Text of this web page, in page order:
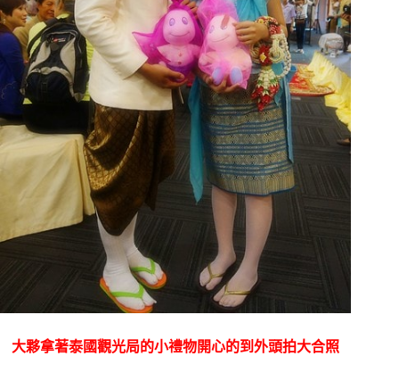
大夥拿著泰國觀光局的小禮物開心的到外頭拍大合照